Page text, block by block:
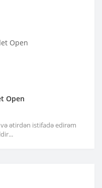
Open
ətirdən istifadə edirəm